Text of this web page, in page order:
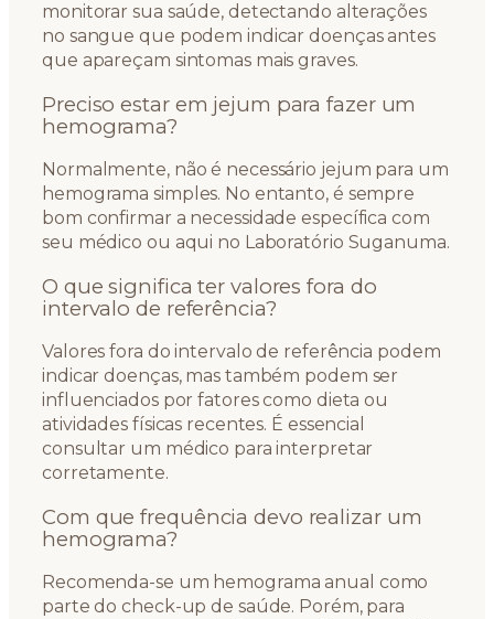
monitorar sua saúde, detectando alterações
no sangue que podem indicar doenças antes
que apareçam sintomas mais graves.
Preciso estar em jejum para fazer um
hemograma?
Normalmente, não é necessário jejum para um
hemograma simples. No entanto, é sempre
bom confirmar a necessidade específica com
seu médico ou aqui no Laboratório Suganuma.
O que significa ter valores fora do
intervalo de referência?
Valores fora do intervalo de referência podem
indicar doenças, mas também podem ser
influenciados por fatores como dieta ou
atividades físicas recentes. É essencial
consultar um médico para interpretar
corretamente.
Com que frequência devo realizar um
hemograma?
Recomenda-se um hemograma anual como
parte do check-up de saúde. Porém, para